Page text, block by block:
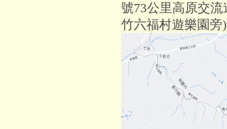
號73公里高原交流
竹六福村遊樂園旁